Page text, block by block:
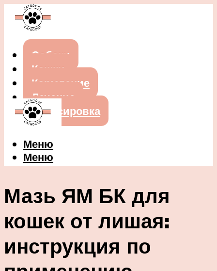
Собаки
Кошки
Кормление
Лечение
Дрессировка
Меню
Меню
Мазь ЯМ БК для
кошек от лишая:
инструкция по